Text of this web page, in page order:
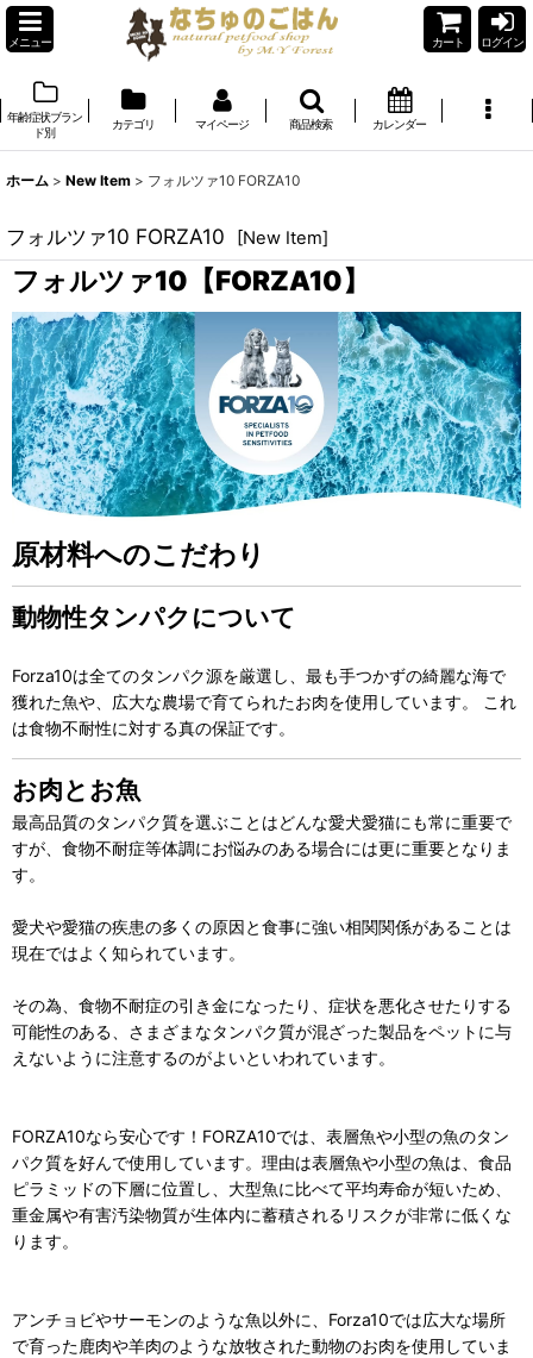
メニュー カート ログイン
年齢症状ブラン
ド別
カテゴリ マイページ 商品検索 カレンダー
ホーム > New Item > フォルツァ10 FORZA10
フォルツァ10 FORZA10 [New Item]
フォルツァ10【FORZA10】
原材料へのこだわり
動物性タンパクについて
Forza10は全てのタンパク源を厳選し、最も手つかずの綺麗な海で
獲れた魚や、広大な農場で育てられたお肉を使用しています。 これ
は食物不耐性に対する真の保証です。
お肉とお魚
最高品質のタンパク質を選ぶことはどんな愛犬愛猫にも常に重要で
すが、食物不耐症等体調にお悩みのある場合には更に重要となりま
す。
愛犬や愛猫の疾患の多くの原因と食事に強い相関関係があることは
現在ではよく知られています。
その為、食物不耐症の引き金になったり、症状を悪化させたりする
可能性のある、さまざまなタンパク質が混ざった製品をペットに与
えないように注意するのがよいといわれています。
FORZA10なら安心です！FORZA10では、表層魚や小型の魚のタン
パク質を好んで使用しています。理由は表層魚や小型の魚は、食品
ピラミッドの下層に位置し、大型魚に比べて平均寿命が短いため、
重金属や有害汚染物質が生体内に蓄積されるリスクが非常に低くな
ります。
アンチョビやサーモンのような魚以外に、Forza10では広大な場所
で育った鹿肉や羊肉のような放牧された動物のお肉を使用していま